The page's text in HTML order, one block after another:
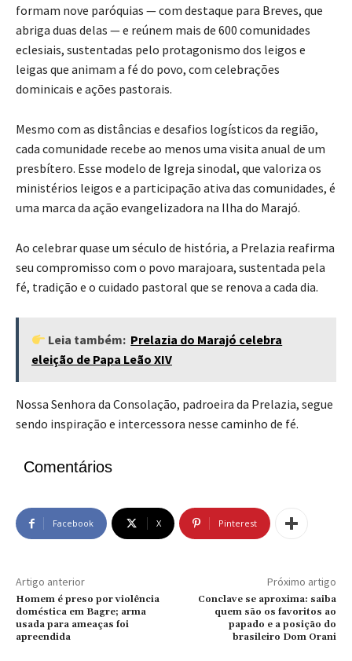
formam nove paróquias — com destaque para Breves, que
abriga duas delas — e reúnem mais de 600 comunidades
eclesiais, sustentadas pelo protagonismo dos leigos e
leigas que animam a fé do povo, com celebrações
dominicais e ações pastorais.
Mesmo com as distâncias e desafios logísticos da região,
cada comunidade recebe ao menos uma visita anual de um
presbítero. Esse modelo de Igreja sinodal, que valoriza os
ministérios leigos e a participação ativa das comunidades, é
uma marca da ação evangelizadora na Ilha do Marajó.
Ao celebrar quase um século de história, a Prelazia reafirma
seu compromisso com o povo marajoara, sustentada pela
fé, tradição e o cuidado pastoral que se renova a cada dia.
Leia também: Prelazia do Marajó celebra
eleição de Papa Leão XIV
Nossa Senhora da Consolação, padroeira da Prelazia, segue
sendo inspiração e intercessora nesse caminho de fé.
Comentários
Facebook X Pinterest
Artigo anterior
Homem é preso por violência
doméstica em Bagre; arma
usada para ameaças foi
apreendida
Próximo artigo
Conclave se aproxima: saiba
quem são os favoritos ao
papado e a posição do
brasileiro Dom Orani